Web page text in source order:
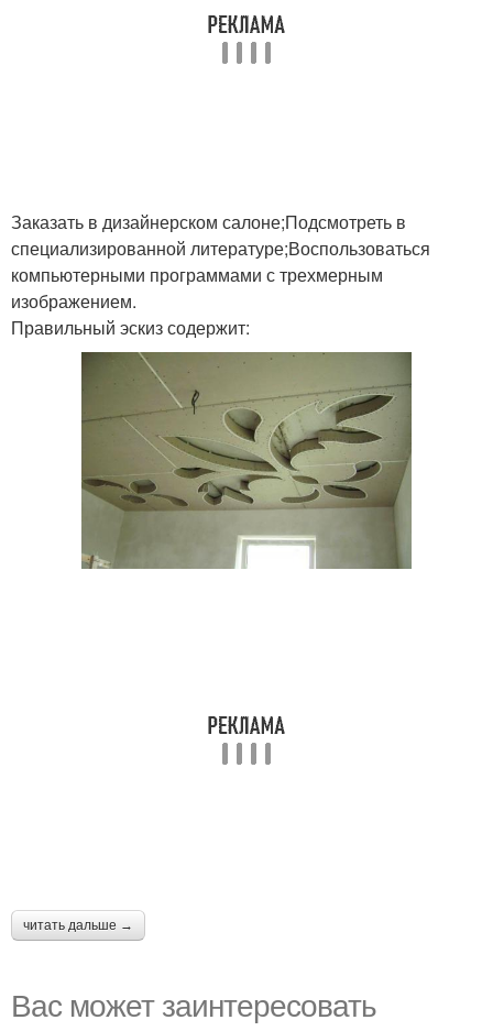
Заказать в дизайнерском салоне;Подсмотреть в
специализированной литературе;Воспользоваться
компьютерными программами с трехмерным
изображением.
Правильный эскиз содержит:
читать дальше →
Вас может заинтересовать